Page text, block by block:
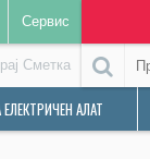
Сервис
Сметка
АЛАТ